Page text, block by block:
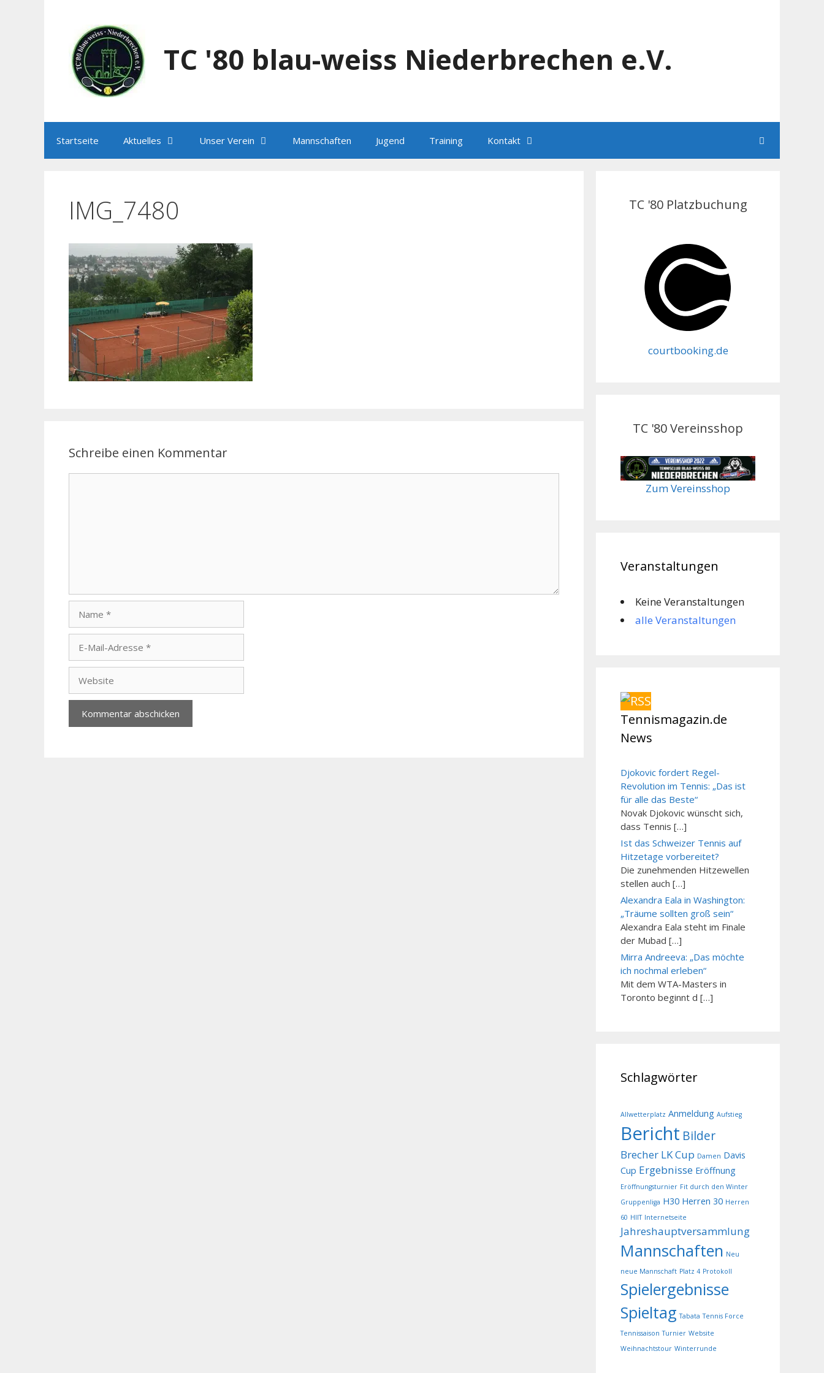
TC '80 blau-weiss Niederbrechen e.V.
Startseite Aktuelles Unser Verein Mannschaften Jugend Training Kontakt
IMG_7480
Schreibe einen Kommentar
Mail-
Adresse
TC '80 Platzbuchung
courtbooking.de
TC '80 Vereinsshop
Zum Vereinsshop
Veranstaltungen
Keine Veranstaltungen
alle Veranstaltungen
Tennismagazin.de
News
Djokovic fordert Regel-
Revolution im Tennis: „Das ist
für alle das Beste“
Novak Djokovic wünscht sich,
dass Tennis […]
Ist das Schweizer Tennis auf
Hitzetage vorbereitet?
Die zunehmenden Hitzewellen
stellen auch […]
Alexandra Eala in Washington:
„Träume sollten groß sein“
Alexandra Eala steht im Finale
der Mubad […]
Mirra Andreeva: „Das möchte
ich nochmal erleben“
Mit dem WTA-Masters in
Toronto beginnt d […]
Schlagwörter
Allwetterplatz Anmeldung Aufstieg
Bericht Bilder
Brecher LK Cup Damen Davis
Cup Ergebnisse Eröffnung
Eröffnungsturnier Fit durch den Winter
Gruppenliga H30 Herren 30 Herren
60 HIIT Internetseite
Jahreshauptversammlung
Mannschaften Neu
neue Mannschaft Platz 4 Protokoll
Spielergebnisse
Spieltag Tabata Tennis Force
Tennissaison Turnier Website
Weihnachtstour Winterrunde